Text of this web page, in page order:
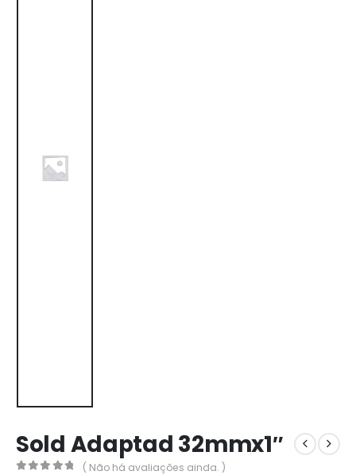
Sold Adaptad 32mmx1″
( Não há avaliações ainda. )